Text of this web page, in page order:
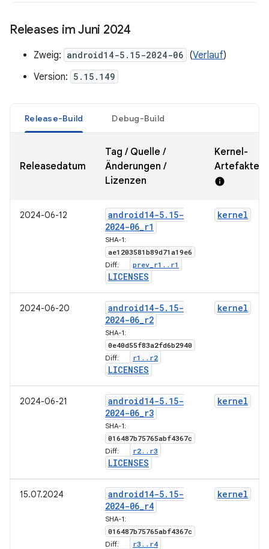
Releases im Juni 2024
Zweig: android14-5.15-2024-06 (Verlauf)
Version: 5.15.149
Release-Build Debug-Build
Releasedatum
Tag / Quelle /
Änderungen /
Lizenzen
Kernel-
Artefakte-
info
2024-06-12 android14-5. 15-
2024-06_r1
SHA-1:
ae1203581b89d71a19e6
Diff: prev r1 . . r1
LICENSES
kernel
2024-06-20 android14-5. 15-
2024-06_r2
SHA-1:
0e40d55f83a2fd6b2940
Diff: r1 . . r2
LICENSES
kernel
2024-06-21 android14-5. 15-
2024-06_r3
SHA-1:
016487b75765abf4367c
Diff: r2. . r3
LICENSES
kernel
15.07.2024 android14-5. 15-
2024-06_r4
SHA-1:
016487b75765abf4367c
Diff: r3 . . r4
kernel